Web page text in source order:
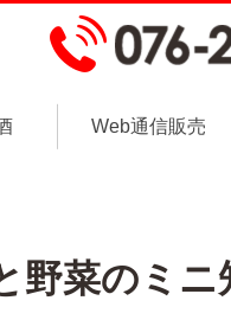
Web通信販売
野菜のミニ